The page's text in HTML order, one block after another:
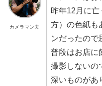
カメラマン夫
昨年12月に
方）の色紙も
ンだったので
普段はお店に
撮影しないの
深いものがあ